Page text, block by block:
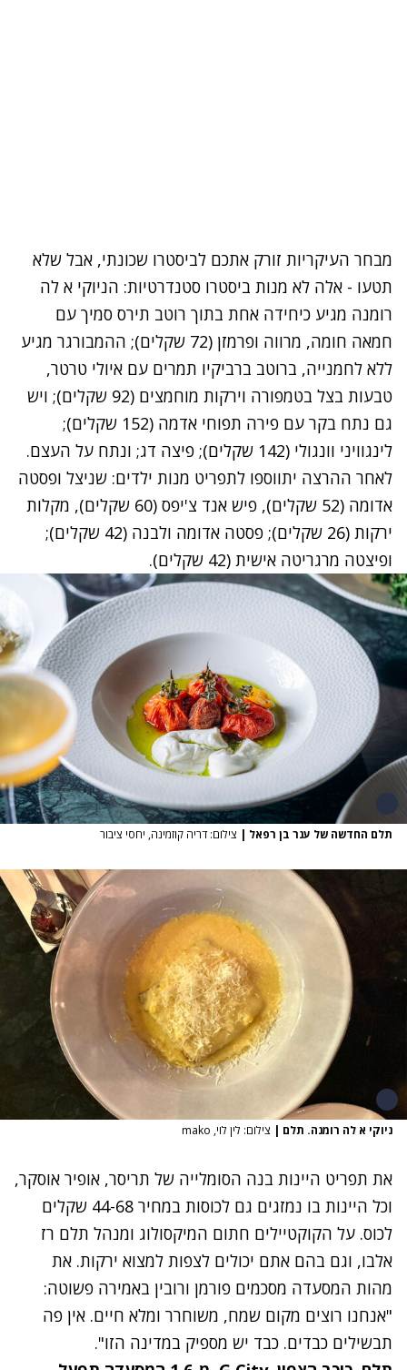
מבחר העיקריות זורק אתכם לביסטרו שכונתי, אבל שלא
תטעו - אלה לא מנות ביסטרו סטנדרטיות: הניוקי א לה
רומנה מגיע כיחידה אחת בתוך רוטב תירס סמיך עם
חמאה חומה, מרווה ופרמזן (72 שקלים); ההמבורגר מגיע
ללא לחמנייה, ברוטב ברביקיו תמרים עם איולי טרטר,
טבעות בצל בטמפורה וירקות מוחמצים (92 שקלים); ויש
גם נתח בקר עם פירה תפוחי אדמה (152 שקלים);
לינגוויני וונגולי (142 שקלים); פיצה דג; ונתח על העצם.
לאחר ההרצה יתווספו לתפריט מנות ילדים: שניצל ופסטה
אדומה (52 שקלים), פיש אנד צ'יפס (60 שקלים), מקלות
ירקות (26 שקלים); פסטה אדומה ולבנה (42 שקלים);
ופיצטה מרגריטה אישית (42 שקלים).
תלם החדשה של ענר בן רפאל | צילום: דריה קוזמינה, יחסי ציבור
ניוקי א לה רומנה. תלם | צילום: לין לוי, mako
את תפריט היינות בנה הסומלייה של תריסר, אופיר אוסקר,
וכל היינות בו נמזגים גם לכוסות במחיר 44-68 שקלים
לכוס. על הקוקטיילים חתום המיקסולוג ומנהל תלם רז
אלבו, וגם בהם אתם יכולים לצפות למצוא ירקות. את
מהות המסעדה מסכמים פורמן ורובין באמירה פשוטה:
"אנחנו רוצים מקום שמח, משוחרר ומלא חיים. אין פה
תבשילים כבדים. כבד יש מספיק במדינה הזו".